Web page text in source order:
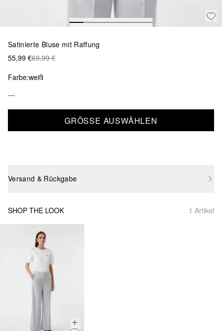
Satinierte Bluse mit Raffung
55,99 €69,99 €
Farbe:weiß
GRÖSSE AUSWÄHLEN
Versand & Rückgabe
SHOP THE LOOK 1 Artikel